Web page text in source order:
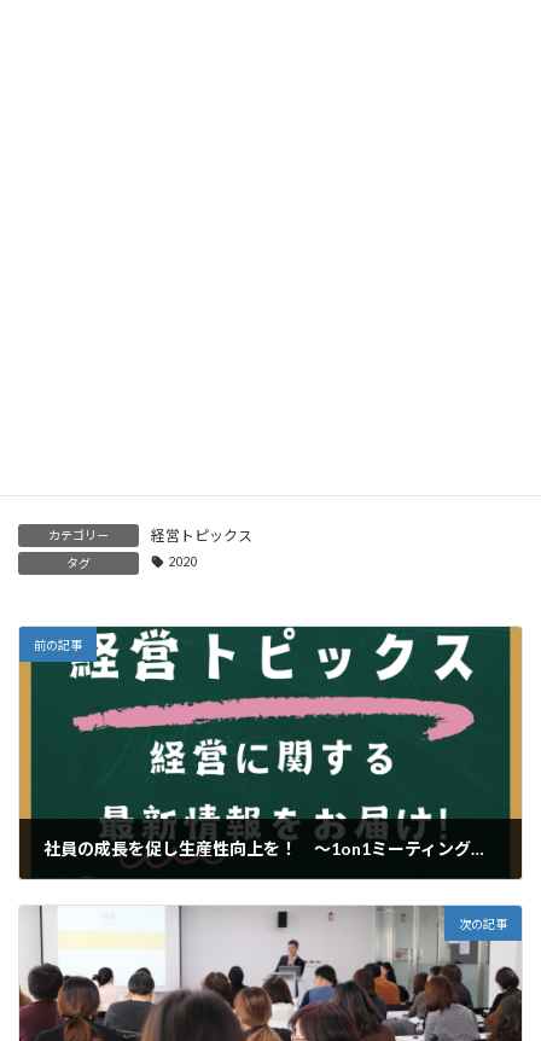
カテゴリー 経営トピックス
タグ 2020
前の記事
社員の成長を促し生産性向上を！ ～1on1ミーティングの効果的な実践法
次の記事